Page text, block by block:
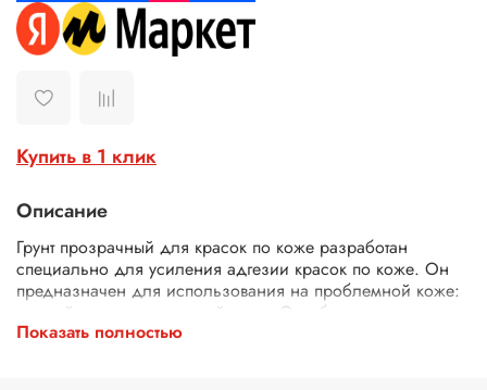
Купить в 1 клик
Описание
Грунт прозрачный для красок по коже разработан
специально для усиления адгезии красок по коже. Он
предназначен для использования на проблемной коже:
рыхлой или лакированной коже. Он обеспечивает
наиболее прочное сцепление краски с кожей. Грунт
Показать полностью